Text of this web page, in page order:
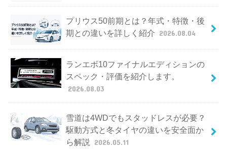
プリウス50前期とは？年式・特徴・後
期との違いを詳しく紹介 2026.08.04
ランエボ10ファイナルエディションの
スペック・評価を紹介します。
2026.08.03
雪道は4WDでもスタッドレスが必要？
駆動方式と冬タイヤの違いを安全面か
ら解説
2026.05.11